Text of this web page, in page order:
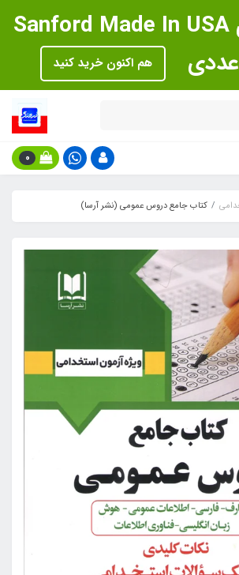
مداد مشکی Sanford Made In USA
هم اکنون خرید کنید
0
کتاب جامع دروس عمومی (نشر آرسا)